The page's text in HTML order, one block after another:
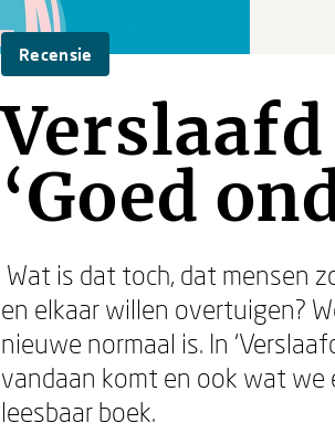
Recensie
‘Goed
Wat is dat toch, dat mensen
en elkaar willen overtuigen?
nieuwe normaal is. In
vandaan komt en ook wat we
leesbaar boek.